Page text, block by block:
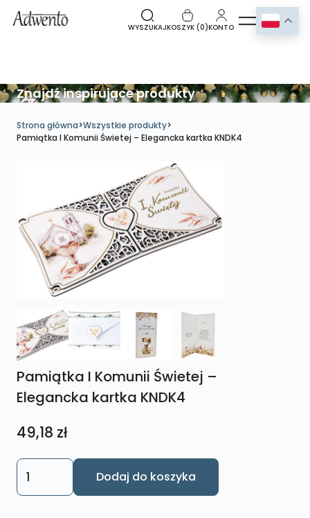
WYSZUKAJKOSZYK (0)KONTO
Znajdź inspirujące produkty
Strona główna>Wszystkie produkty>
Pamiątka I Komunii Świetej – Elegancka kartka KNDK4
Pamiątka I Komunii Świetej –
Elegancka kartka KNDK4
49,18 zł
ilość
Pamiątka
Dodaj do koszyka